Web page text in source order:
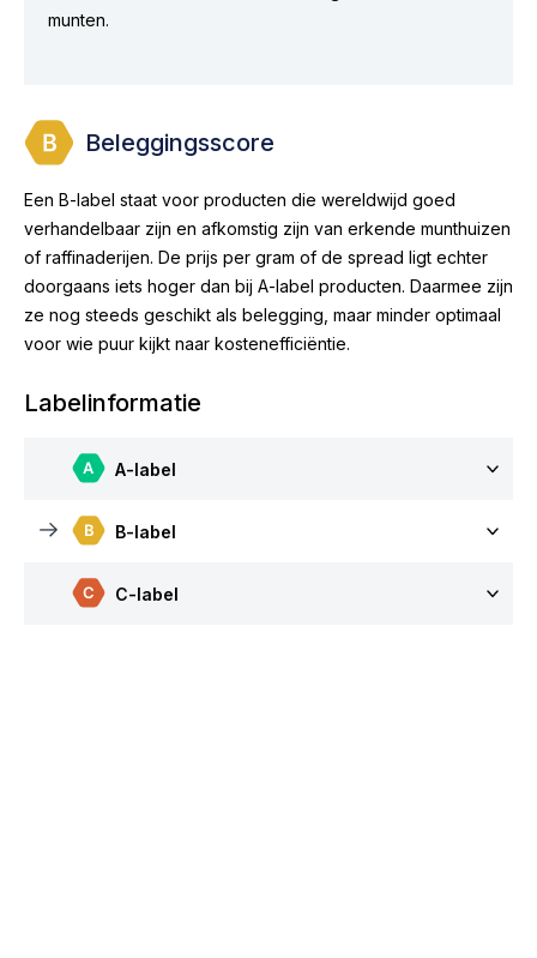
munten.
Beleggingsscore
Een B-label staat voor producten die wereldwijd goed
verhandelbaar zijn en afkomstig zijn van erkende munthuizen
of raffinaderijen. De prijs per gram of de spread ligt echter
doorgaans iets hoger dan bij A-label producten. Daarmee zijn
ze nog steeds geschikt als belegging, maar minder optimaal
voor wie puur kijkt naar kostenefficiëntie.
Labelinformatie
A-label
B-label
C-label